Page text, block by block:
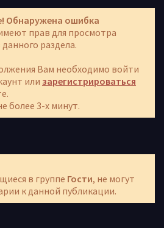
Обнаружена ошибка
прав для просмотра
раздела.
Вам необходимо войти
или зарегистрироваться
более 3-х минут.
в группе Гости, не могут
к данной публикации.